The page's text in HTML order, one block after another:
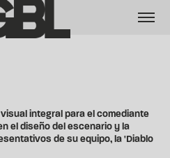
integral para el comediante
el diseño del escenario y la
de su equipo, la 'Diablo